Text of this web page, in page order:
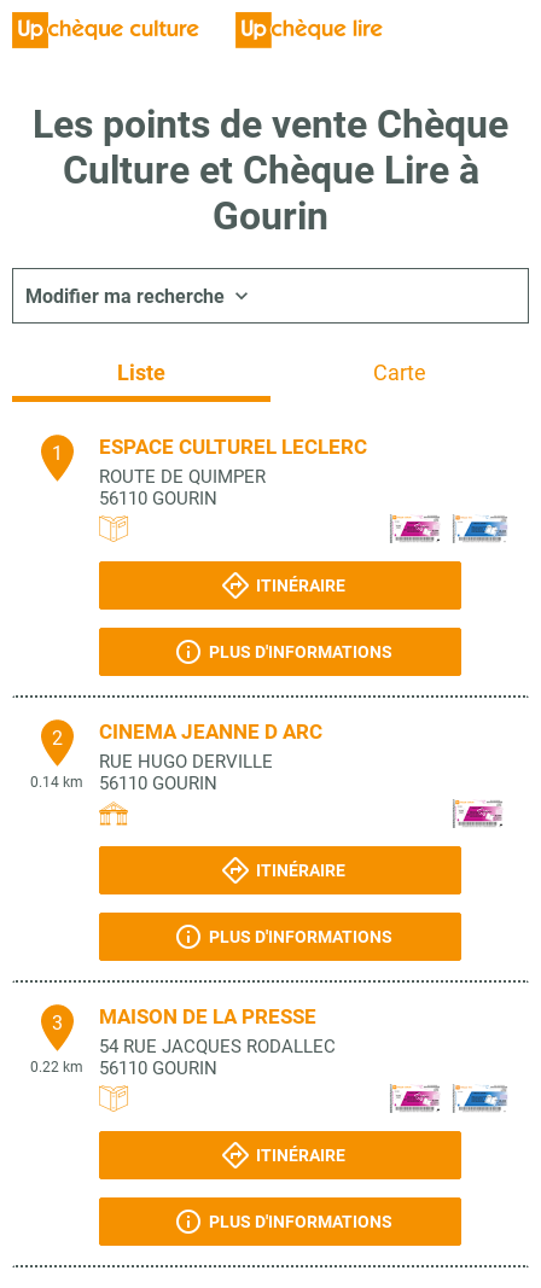
Les points de vente Chèque
Culture et Chèque Lire à
Gourin
Modifier ma recherche
Liste Carte
1 ESPACE CULTUREL LECLERC
ROUTE DE QUIMPER
56110 GOURIN
ITINÉRAIRE
PLUS D'INFORMATIONS
2
0.14 km
CINEMA JEANNE D ARC
RUE HUGO DERVILLE
56110 GOURIN
ITINÉRAIRE
PLUS D'INFORMATIONS
3
0.22 km
MAISON DE LA PRESSE
54 RUE JACQUES RODALLEC
56110 GOURIN
ITINÉRAIRE
PLUS D'INFORMATIONS